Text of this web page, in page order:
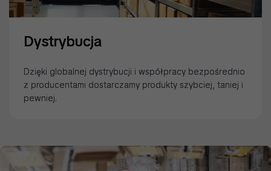
Dystrybucja
Dzięki globalnej dystrybucji i współpracy bezpośrednio
z producentami dostarczamy produkty szybciej, taniej i
pewniej.